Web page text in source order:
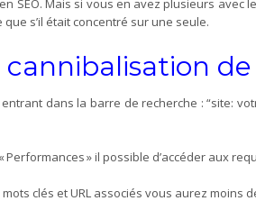
SEO. Mais si vous en avez plusieurs avec
s’il était concentré sur une seule.
dans la barre de recherche : “site:
Performances » il possible d’accéder aux
clés et URL associés vous aurez moins